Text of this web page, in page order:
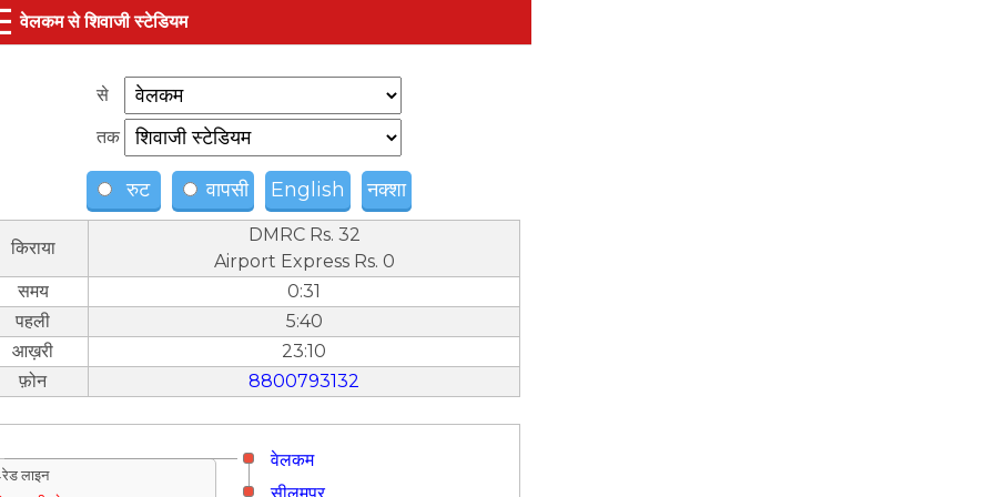
वेलकम से शिवाजी स्टेडियम
से
तक
रुट वापसी English नक्शा
किराया
DMRC Rs. 32
Airport Express Rs. 0
समय
0:31
पहली
5:40
आख़री
23:10
फ़ोन
8800793132
वेलकम
लाइन